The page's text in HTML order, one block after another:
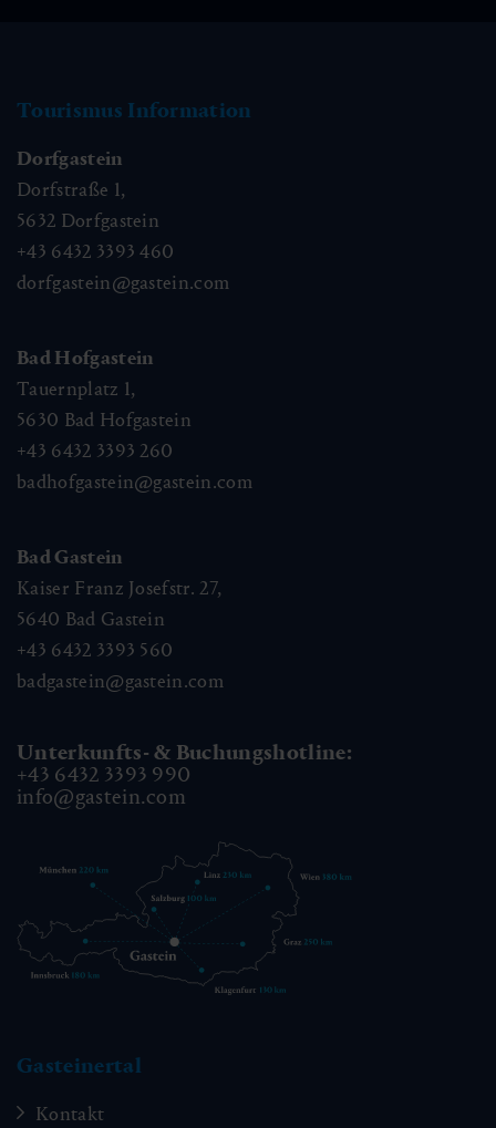
Tourismus Information
Dorfgastein
Dorfstraße 1,
5632 Dorfgastein
+43 6432 3393 460
dorfgastein@gastein.com
Bad Hofgastein
Tauernplatz 1,
5630 Bad Hofgastein
+43 6432 3393 260
badhofgastein@gastein.com
Bad Gastein
Kaiser Franz Josefstr. 27,
5640 Bad Gastein
+43 6432 3393 560
badgastein@gastein.com
Unterkunfts- & Buchungshotline:
+43 6432 3393 990
info@gastein.com
Gasteinertal
Kontakt